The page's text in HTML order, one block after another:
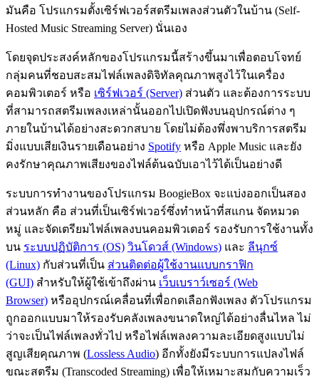
มันคือ โปรแกรมตั้งเซิร์ฟเวอร์สตรีมเพลงส่วนตัวในบ้าน (Self-
Hosted Music Streaming Server) นั่นเอง
โดยจุดประสงค์หลักของโปรแกรมนี้สร้างขึ้นมาเพื่อตอบโจทย์
กลุ่มคนที่ชอบสะสมไฟล์เพลงดิจิทัลคุณภาพสูงไว้ในเครื่อง
คอมพิวเตอร์ หรือ เซิร์ฟเวอร์ (Server) ส่วนตัว และต้องการระบบ
ที่สามารถสตรีมเพลงเหล่านั้นออกไปเปิดฟังบนอุปกรณ์ต่าง ๆ
ภายในบ้านได้อย่างสะดวกสบาย โดยไม่ต้องพึ่งพาบริการสตรีม
มิ่งแบบเสียเงินรายเดือนอย่าง Spotify หรือ Apple Music และยัง
คงรักษาคุณภาพเสียงของไฟล์ต้นฉบับเอาไว้ได้เป็นอย่างดี
ระบบการทำงานของโปรแกรม BoogieBox จะแบ่งออกเป็นสอง
ส่วนหลัก คือ ส่วนที่เป็นเซิร์ฟเวอร์ซึ่งทำหน้าที่สแกน จัดหมวด
หมู่ และจัดเตรียมไฟล์เพลงบนคอมพิวเตอร์ รองรับการใช้งานทั้ง
บน ระบบปฏิบัติการ (OS) วินโดวส์ (Windows) และ ลีนุกซ์
(Linux) กับส่วนที่เป็น ส่วนติดต่อผู้ใช้งานแบบกราฟิก
(GUI) สำหรับให้ผู้ใช้เข้าถึงผ่าน เว็บเบราว์เซอร์ (Web
Browser) หรืออุปกรณ์เคลื่อนที่เพื่อกดเลือกฟังเพลง ตัวโปรแกรม
ถูกออกแบบมาให้รองรับคลังเพลงขนาดใหญ่ได้อย่างลื่นไหล ไม่
ว่าจะเป็นไฟล์เพลงทั่วไป หรือไฟล์เพลงความละเอียดสูงแบบไม่
สูญเสียคุณภาพ (Lossless Audio) อีกทั้งยังมีระบบการแปลงไฟล์
ขณะสตรีม (Transcoded Streaming) เพื่อให้เหมาะสมกับความเร็ว